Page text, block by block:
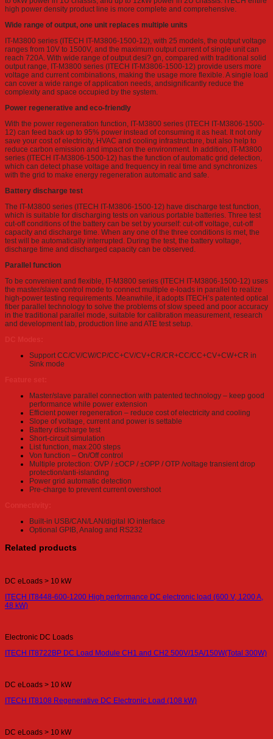
high power density product line is more complete and comprehensive.
Wide range of output, one unit replaces multiple units
IT-M3800 series (ITECH IT-M3806-1500-12), with 25 models, the output voltage
ranges from 10V to 1500V, and the maximum output current of single unit can
reach 720A. With wide range of output desi? gn, compared with traditional solid
output range, IT-M3800 series (ITECH IT-M3806-1500-12) provide users more
voltage and current combinations, making the usage more flexible. A single load
can cover a wide range of application needs, andsignificantly reduce the
complexity and space occupied by the system.
Power regenerative and eco-friendly
With the power regeneration function, IT-M3800 series (ITECH IT-M3806-1500-
12) can feed back up to 95% power instead of consuming it as heat. It not only
save your cost of electricity, HVAC and cooling infrastructure, but also help to
reduce carbon emission and impact on the environment. In addition, IT-M3800
series (ITECH IT-M3806-1500-12) has the function of automatic grid detection,
which can detect phase voltage and frequency in real time and synchronizes
with the grid to make energy regeneration automatic and safe.
Battery discharge test
The IT-M3800 series (ITECH IT-M3806-1500-12) have discharge test function,
which is suitable for discharging tests on various portable batteries. Three test
cut-off conditions of the battery can be set by yourself: cut-off voltage, cut-off
capacity and discharge time. When any one of the three conditions is met, the
test will be automatically interrupted. During the test, the battery voltage,
discharge time and discharged capacity can be observed.
Parallel function
To be convenient and flexible, IT-M3800 series (ITECH IT-M3806-1500-12) uses
the master/slave control mode to connect multiple e-loads in parallel to realize
high-power testing requirements. Meanwhile, it adopts ITECH’s patented optical
fiber parallel technology to solve the problems of slow speed and poor accuracy
in the traditional parallel mode, suitable for calibration measurement, research
and development lab, production line and ATE test setup.
Support CC/CV/CW/CP/CC+CV/CV+CR/CR+CC/CC+CV+CW+CR in
Sink mode
Master/slave parallel connection with patented technology – keep good
performance while power extension
Efficient power regeneration – reduce cost of electricity and cooling
Slope of voltage, current and power is settable
Battery discharge test
Short-circuit simulation
List function, max.200 steps
Von function – On/Off control
Multiple protection: OVP / ±OCP / ±OPP / OTP /voltage transient drop
protection/anti-islanding
Power grid automatic detection
Pre-charge to prevent current overshoot
Built-in USB/CAN/LAN/digital IO interface
Optional GPIB, Analog and RS232
Related products
DC eLoads > 10 kW
ITECH IT8448-600-1200 High performance DC electronic load (600 V, 1200 A,
48 kW)
Electronic DC Loads
ITECH IT8722BP DC Load Module CH1 and CH2 500V/15A/150W(Total 300W)
DC eLoads > 10 kW
ITECH IT8108 Regenerative DC Electronic Load (108 kW)
DC eLoads > 10 kW